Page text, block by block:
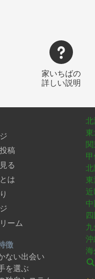
家いちばの
詳しい説明
稿
る
は
ーム
徴
ない出会い
を選ぶ